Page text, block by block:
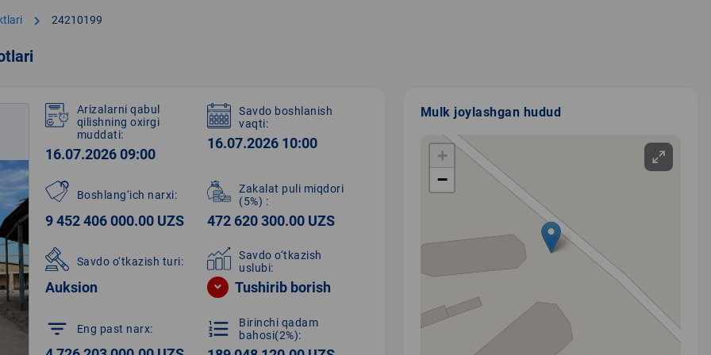
chevron_right 24210199
Arizalarni qabul
qilishning oxirgi
muddati:
16.07.2026 09:00
Savdo boshlanish
vaqti:
16.07.2026 10:00
Boshlang‘ich narxi:
9 452 406 000.00 UZS
Zakalat puli miqdori
(5%) :
472 620 300.00 UZS
Savdo o‘tkazish turi:
Auksion
Savdo o‘tkazish
uslubi:
Tushirib borish
filter_list Eng past narx: format_list_numbered
Birinchi qadam
bahosi(2%):
Mulk joylashgan hudud
+
−